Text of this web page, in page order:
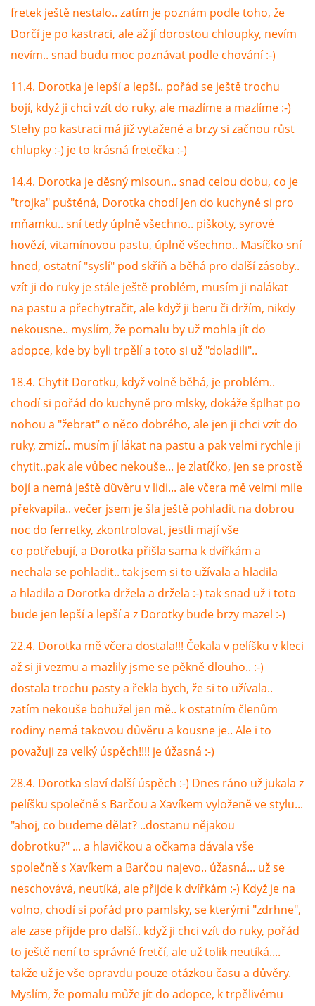
fretek ještě nestalo.. zatím je poznám podle toho, že
Dorčí je po kastraci, ale až jí dorostou chloupky, nevím
nevím.. snad budu moc poznávat podle chování :-)
11.4. Dorotka je lepší a lepší.. pořád se ještě trochu
bojí, když ji chci vzít do ruky, ale mazlíme a mazlíme :-)
Stehy po kastraci má již vytažené a brzy si začnou růst
chlupky :-) je to krásná fretečka :-)
14.4. Dorotka je děsný mlsoun.. snad celou dobu, co je
"trojka" puštěná, Dorotka chodí jen do kuchyně si pro
mňamku.. sní tedy úplně všechno.. piškoty, syrové
hovězí, vitamínovou pastu, úplně všechno.. Masíčko sní
hned, ostatní "syslí" pod skříň a běhá pro další zásoby..
vzít ji do ruky je stále ještě problém, musím ji nalákat
na pastu a přechytračit, ale když ji beru či držím, nikdy
nekousne.. myslím, že pomalu by už mohla jít do
adopce, kde by byli trpělí a toto si už "doladili"..
18.4. Chytit Dorotku, když volně běhá, je problém..
chodí si pořád do kuchyně pro mlsky, dokáže šplhat po
nohou a "žebrat" o něco dobrého, ale jen ji chci vzít do
ruky, zmizí.. musím jí lákat na pastu a pak velmi rychle ji
chytit..pak ale vůbec nekouše... je zlatíčko, jen se prostě
bojí a nemá ještě důvěru v lidi... ale včera mě velmi mile
překvapila.. večer jsem je šla ještě pohladit na dobrou
noc do ferretky, zkontrolovat, jestli mají vše
co potřebují, a Dorotka přišla sama k dvířkám a
nechala se pohladit.. tak jsem si to užívala a hladila
a hladila a Dorotka držela a držela :-) tak snad už i toto
bude jen lepší a lepší a z Dorotky bude brzy mazel :-)
22.4. Dorotka mě včera dostala!!! Čekala v pelíšku v kleci
až si ji vezmu a mazlily jsme se pěkně dlouho.. :-)
dostala trochu pasty a řekla bych, že si to užívala..
zatím nekouše bohužel jen mě.. k ostatním členům
rodiny nemá takovou důvěru a kousne je.. Ale i to
považuji za velký úspěch!!!! je úžasná :-)
28.4. Dorotka slaví další úspěch :-) Dnes ráno už jukala z
pelíšku společně s Barčou a Xavíkem vyloženě ve stylu...
"ahoj, co budeme dělat? ..dostanu nějakou
dobrotku?" ... a hlavičkou a očkama dávala vše
společně s Xavíkem a Barčou najevo.. úžasná... už se
neschovává, neutíká, ale přijde k dvířkám :-) Když je na
volno, chodí si pořád pro pamlsky, se kterými "zdrhne",
ale zase přijde pro další.. když ji chci vzít do ruky, pořád
to ještě není to správné fretčí, ale už tolik neutíká....
takže už je vše opravdu pouze otázkou času a důvěry.
Myslím, že pomalu může jít do adopce, k trpělivému